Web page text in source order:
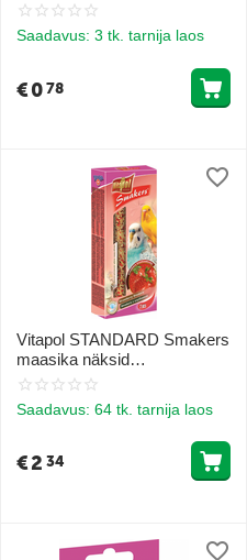
Vitapol VITALINE koorikute ja
lubja lisasegu lindudele
Saadavus: 3 tk. tarnija laos
€078
Vitapol STANDARD Smakers
maasika näksid
unduleeruvatele papagoidele
Saadavus: 64 tk. tarnija laos
€2 34